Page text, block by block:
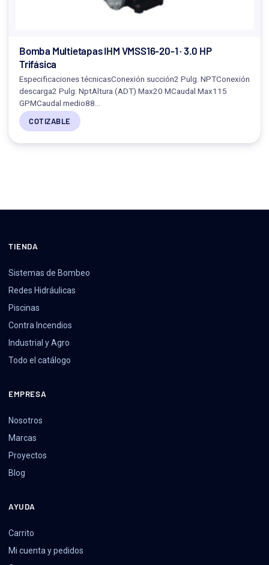
Bomba Multietapas IHM VMSS16-20-1 · 3.0 HP
Trifásica
Especificaciones técnicasConexión succión2 Pulg. NPTConexión
descarga2 Pulg. NptAltura (ADT) Max20 MCaudal Max115
GPMCaudal medio88…
COTIZABLE
TIENDA
Sistemas de Bombeo
Redes Hidráulicas
Piscinas
Contra Incendios
Industrial y Agro
Todo el catálogo
EMPRESA
Nosotros
Marcas
Proyectos
Blog
AYUDA
Carrito
Mi cuenta y pedidos